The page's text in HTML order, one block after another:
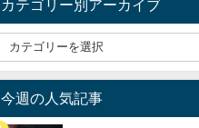
カテゴリー別アーカイブ
今週の人気記事